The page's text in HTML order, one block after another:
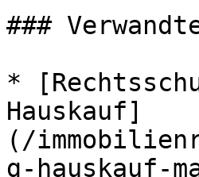
###
*
Hauskauf]
(/
g-hauskauf-